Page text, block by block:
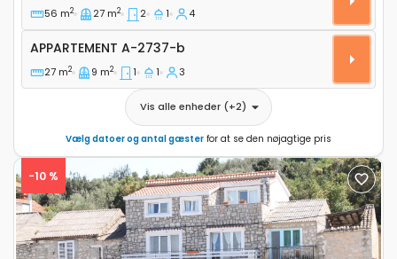
56 m2 27 m2 2 1 4
Appartement A-2737-b
APPARTEMENT A-2737-b
27 m2 9 m2 1 1 3
Vis alle enheder (+2)
Vælg datoer og antal gæster for at se den nøjagtige pris
-10 %